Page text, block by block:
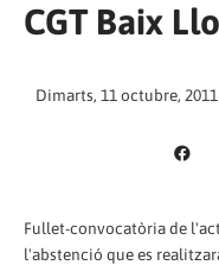
CGT Baix
Dimarts, 11 octubre, 2011
Fullet-convocatòria de
l'abstenció que es